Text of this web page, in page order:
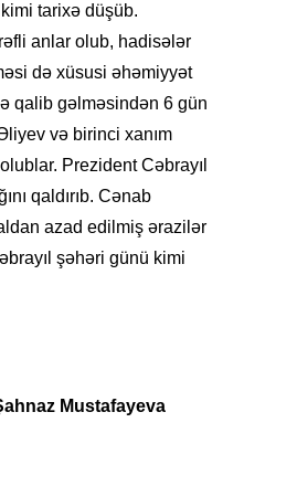
tarixə düşüb.
anlar olub, hadisələr
də xüsusi əhəmiyyət
qalib gəlməsindən 6 gün
və birinci xanım
Prezident Cəbrayıl
qaldırıb. Cənab
azad edilmiş ərazilər
şəhəri günü kimi
Mustafayeva